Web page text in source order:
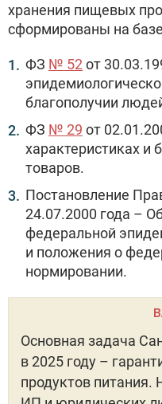
хранения пищевых
сформированы на
ФЗ № 52от
благополучии
ФЗ № 29 от
характеристиках и
товаров.
Постановление
24.07.2000 года –
федеральной
и положения о
нормировании.
Основная задача
в 2025 году –
продуктов